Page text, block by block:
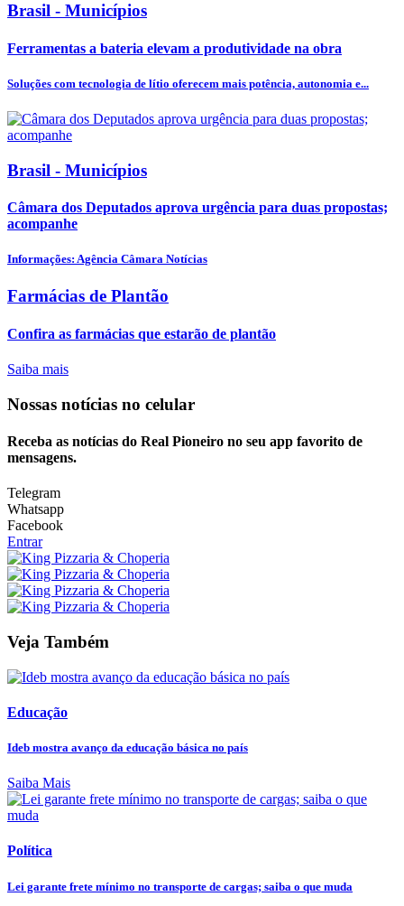
Brasil - Municípios
Ferramentas a bateria elevam a produtividade na obra
Soluções com tecnologia de lítio oferecem mais potência, autonomia e...
Brasil - Municípios
Câmara dos Deputados aprova urgência para duas propostas;
acompanhe
Informações: Agência Câmara Notícias
Farmácias de Plantão
Confira as farmácias que estarão de plantão
Saiba mais
Nossas notícias no celular
Receba as notícias do Real Pioneiro no seu app favorito de
mensagens.
Telegram
Whatsapp
Facebook
Entrar
Veja Também
Educação
Ideb mostra avanço da educação básica no país
Saiba Mais
Política
Lei garante frete mínimo no transporte de cargas; saiba o que muda